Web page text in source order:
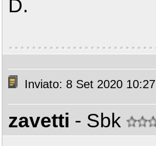
D.
Inviato: 8 Set 2020 10:27
zavetti - Sbk